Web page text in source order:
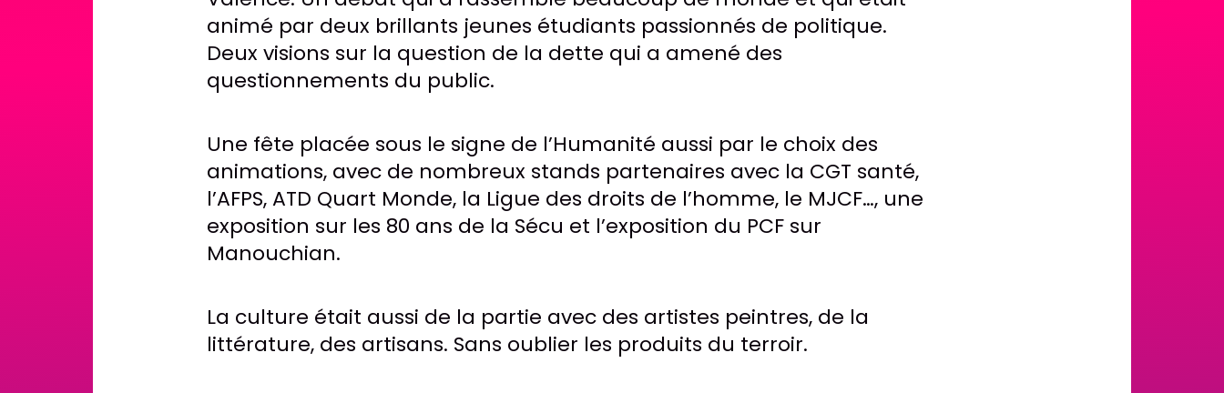
animé par deux brillants jeunes étudiants passionnés de politique.
Deux visions sur la question de la dette qui a amené des
questionnements du public.
Une fête placée sous le signe de l’Humanité aussi par le choix des
animations, avec de nombreux stands partenaires avec la CGT santé,
l’AFPS, ATD Quart Monde, la Ligue des droits de l’homme, le MJCF…, une
exposition sur les 80 ans de la Sécu et l’exposition du PCF sur
Manouchian.
La culture était aussi de la partie avec des artistes peintres, de la
littérature, des artisans. Sans oublier les produits du terroir.